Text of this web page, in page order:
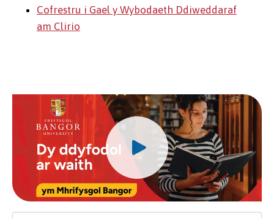
Cofrestru i Gael y Wybodaeth Ddiweddaraf
am Clirio